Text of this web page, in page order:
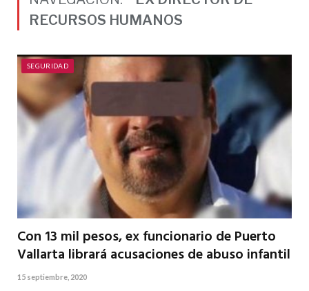
RECURSOS HUMANOS
SEGURIDAD
Con 13 mil pesos, ex funcionario de Puerto
Vallarta librará acusaciones de abuso infantil
15 septiembre, 2020